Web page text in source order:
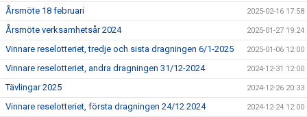
Årsmöte 18 februari 2025-02-16 17:58
Årsmöte verksamhetsår 2024 2025-01-27 19:24
Vinnare reselotteriet, tredje och sista dragningen 6/1-2025 2025-01-06 12:00
Vinnare reselotteriet, andra dragningen 31/12-2024 2024-12-31 12:00
Tävlingar 2025 2024-12-26 20:33
Vinnare reselotteriet, första dragningen 24/12 2024 2024-12-24 12:00